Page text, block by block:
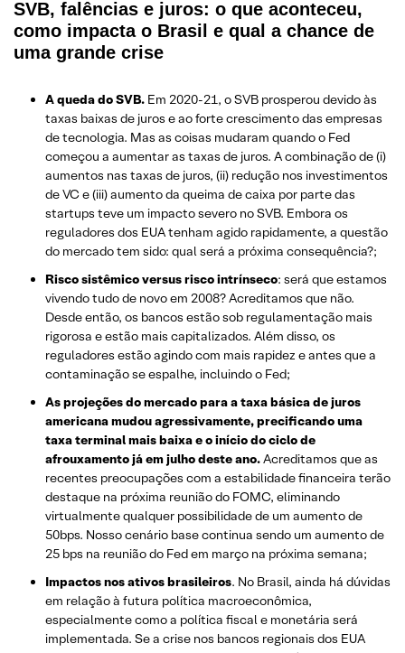
SVB, falências e juros: o que aconteceu,
como impacta o Brasil e qual a chance de
uma grande crise
A queda do SVB. Em 2020-21, o SVB prosperou devido às
taxas baixas de juros e ao forte crescimento das empresas
de tecnologia. Mas as coisas mudaram quando o Fed
começou a aumentar as taxas de juros. A combinação de (i)
aumentos nas taxas de juros, (ii) redução nos investimentos
de VC e (iii) aumento da queima de caixa por parte das
startups teve um impacto severo no SVB. Embora os
reguladores dos EUA tenham agido rapidamente, a questão
do mercado tem sido: qual será a próxima consequência?;
Risco sistêmico versus risco intrínseco: será que estamos
vivendo tudo de novo em 2008? Acreditamos que não.
Desde então, os bancos estão sob regulamentação mais
rigorosa e estão mais capitalizados. Além disso, os
reguladores estão agindo com mais rapidez e antes que a
contaminação se espalhe, incluindo o Fed;
As projeções do mercado para a taxa básica de juros
americana mudou agressivamente, precificando uma
taxa terminal mais baixa e o início do ciclo de
afrouxamento já em julho deste ano.Acreditamos que as
recentes preocupações com a estabilidade financeira terão
destaque na próxima reunião do FOMC, eliminando
virtualmente qualquer possibilidade de um aumento de
50bps. Nosso cenário base continua sendo um aumento de
25 bps na reunião do Fed em março na próxima semana;
Impactos nos ativos brasileiros. No Brasil, ainda há dúvidas
em relação à futura política macroeconômica,
especialmente como a política fiscal e monetária será
implementada. Se a crise nos bancos regionais dos EUA